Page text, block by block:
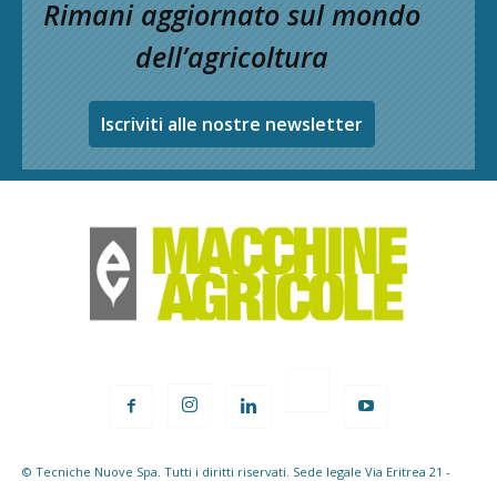
Rimani aggiornato sul mondo
dell’agricoltura
Iscriviti alle nostre newsletter
© Tecniche Nuove Spa. Tutti i diritti riservati. Sede legale Via Eritrea 21 -